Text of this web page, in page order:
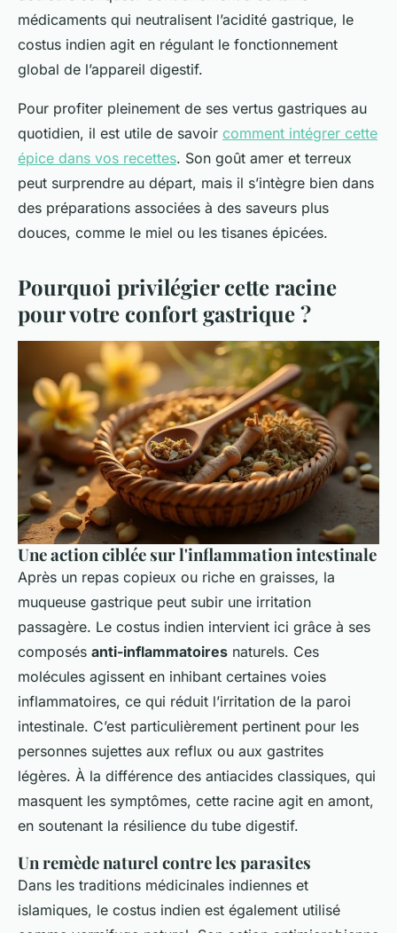
médicaments qui neutralisent l’acidité gastrique, le
costus indien agit en régulant le fonctionnement
global de l’appareil digestif.
Pour profiter pleinement de ses vertus gastriques au
quotidien, il est utile de savoir comment intégrer cette
épice dans vos recettes. Son goût amer et terreux
peut surprendre au départ, mais il s’intègre bien dans
des préparations associées à des saveurs plus
douces, comme le miel ou les tisanes épicées.
Pourquoi privilégier cette racine
pour votre confort gastrique ?
Une action ciblée sur l'inflammation intestinale
Après un repas copieux ou riche en graisses, la
muqueuse gastrique peut subir une irritation
passagère. Le costus indien intervient ici grâce à ses
composés anti-inflammatoires naturels. Ces
molécules agissent en inhibant certaines voies
inflammatoires, ce qui réduit l’irritation de la paroi
intestinale. C’est particulièrement pertinent pour les
personnes sujettes aux reflux ou aux gastrites
légères. À la différence des antiacides classiques, qui
masquent les symptômes, cette racine agit en amont,
en soutenant la résilience du tube digestif.
Un remède naturel contre les parasites
Dans les traditions médicinales indiennes et
islamiques, le costus indien est également utilisé